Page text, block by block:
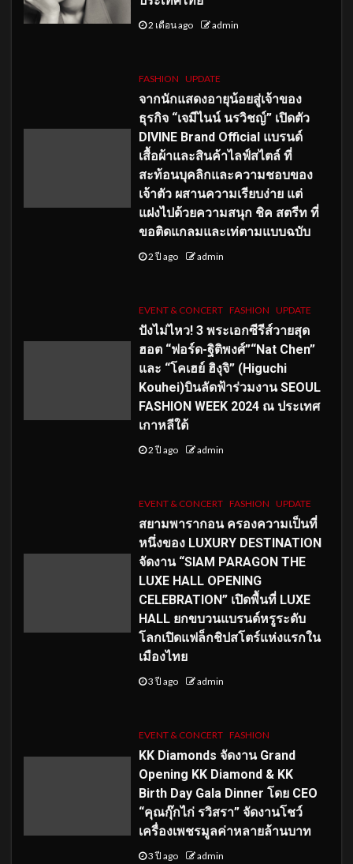
2 เดือน ago admin
FASHION UPDATE
จากนักแสดงอายุน้อยสู่เจ้าของ
ธุรกิจ “เจมีไนน์ นรวิชญ์” เปิดตัว
DIVINE Brand Official แบรนด์
เสื้อผ้าและสินค้าไลฟ์สไตล์ ที่
สะท้อนบุคลิกและความชอบของ
เจ้าตัว ผสานความเรียบง่าย แต่
แฝงไปด้วยความสนุก ชิค สตรีท ที่
ขอติดแกลมและเท่ตามแบบฉบับ
2 ปี ago admin
EVENT & CONCERT FASHION UPDATE
ปังไม่ไหว! 3 พระเอกซีรีส์วายสุด
ฮอต “ฟอร์ด-ฐิติพงศ์”“Nat Chen”
และ “โคเฮย์ ฮิงุจิ” (Higuchi
Kouhei)บินลัดฟ้าร่วมงาน SEOUL
FASHION WEEK 2024 ณ ประเทศ
เกาหลีใต้
2 ปี ago admin
EVENT & CONCERT FASHION UPDATE
สยามพารากอน ครองความเป็นที่
หนึ่งของ LUXURY DESTINATION
จัดงาน “SIAM PARAGON THE
LUXE HALL OPENING
CELEBRATION” เปิดพื้นที่ LUXE
HALL ยกขบวนแบรนด์หรูระดับ
โลกเปิดแฟล็กชิปสโตร์แห่งแรกใน
เมืองไทย
3 ปี ago admin
EVENT & CONCERT FASHION
KK Diamonds จัดงาน Grand
Opening KK Diamond & KK
Birth Day Gala Dinner โดย CEO
“คุณกุ๊กไก่ รวิสรา” จัดงานโชว์
เครื่องเพชรมูลค่าหลายล้านบาท
3 ปี ago admin